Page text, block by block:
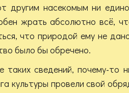
другим насекомым ни
жрать абсолютно всё,
что природой ему не
было бы обречено.
таких сведений, почему-то
культуры провели свой